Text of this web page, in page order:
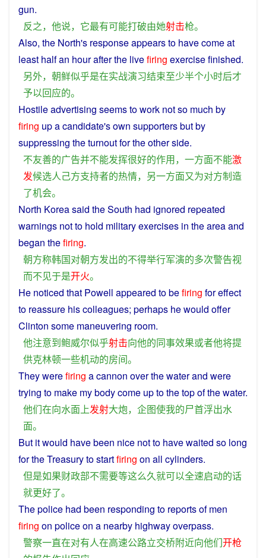
gun.
反之， 他说， 它最有可能打破由她射击枪。
Also, the North's responseappearsto have comeat
least halfan hourafterthe livefiring exercisefinished.
另外， 朝鲜似乎是在实战演习结束至少半个小时后才
予以回应的。
Hostileadvertising seems towork notso much by
firing upacandidate's own supportersbutby
suppressing the turnoutfortheotherside.
不友善的广告并不能发挥很好的作用， 一方面不能激
发候选人己方支持者的热情， 另一方面又为对方制造
了机会。
North Koreasaid theSouth had ignored repeated
warnings notto hold military exercises in the areaand
began thefiring.
朝方称韩国对朝方发出的不得举行军演的多次警告视
而不见于是开火。
He noticed that Powell appeared to befiring foreffect
to reassure hiscolleagues; perhaps hewould offer
Clinton some maneuvering room.
他注意到鲍威尔似乎射击向他的同事效果或者他将提
供克林顿一些机动的房间。
Theywerefiring acannon overthewaterand were
trying to make mybodycome uptothe topofthewater.
他们在向水面上发射大炮， 企图使我的尸首浮出水
面。
But itwould have been nice notto havewaited so long
fortheTreasurytostartfiring on all cylinders.
但是如果财政部不需要等这么久就可以全速启动的话
就更好了。
Thepolice had been responding to reportsof men
firing on policeon a nearby highwayoverpass.
警察一直在对有人在高速公路立交桥附近向他们开枪